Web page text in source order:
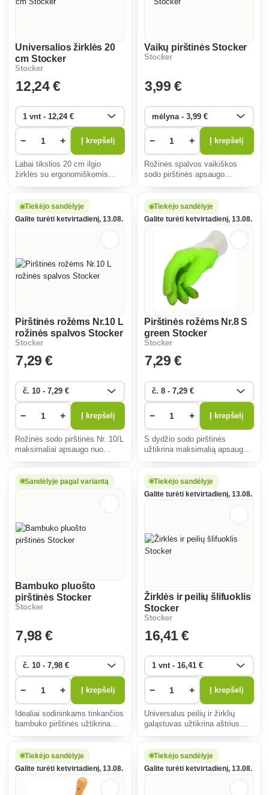
Universalios žirklės 20
cm Stocker
Stocker
12,24 €
− + Į krepšelį
Labai tikslios 20 cm ilgio
žirklės su ergonomiškomis
kirpimą ir skatina sveiką
augalų augimą.
Vaikų pirštinės Stocker
Stocker
3,99 €
− + Į krepšelį
Rožinės spalvos vaikiškos
sodo pirštinės apsaugo
dirbant ir motyvuoja vaikus
mėgautis smagia veikla lauke.
Tiekėjo sandėlyje
Galite turėti ketvirtadienį, 13.08.
Pirštinės rožėms Nr.10 L
rožinės spalvos Stocker
Stocker
7,29 €
− + Į krepšelį
Rožinės sodo pirštinės Nr. 10/L
maksimaliai apsaugo nuo
suprojektuotos, kad būtų
patogu dirbti su dygliuotais
Tiekėjo sandėlyje
Galite turėti ketvirtadienį, 13.08.
Pirštinės rožėms Nr.8 S
green Stocker
Stocker
7,29 €
− + Į krepšelį
S dydžio sodo pirštinės
užtikrina maksimalią apsaugą
judina pirštus, idealiai tinka
rožėms auginti.
Sandėlyje pagal variantą
Bambuko pluošto
pirštinės Stocker
Stocker
7,98 €
− + Į krepšelį
Idealiai sodininkams tinkančios
bambuko pirštinės užtikrina
ir elastingos, jos užtikrina
komfortą dirbant ir prisideda
Tiekėjo sandėlyje
Galite turėti ketvirtadienį, 13.08.
Žirklės ir peilių šlifuoklis
Stocker
Stocker
16,41 €
− + Į krepšelį
Universalus peilių ir žirklių
galąstuvas užtikrina aštrius
kokybiškos medžiagos
užtikrina ilgą tarnavimo laiką ir
Tiekėjo sandėlyje
Galite turėti ketvirtadienį, 13.08.
Tiekėjo sandėlyje
Galite turėti ketvirtadienį, 13.08.